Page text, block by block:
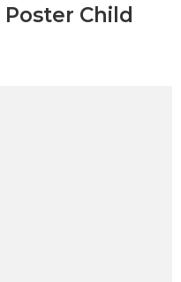
Poster Child